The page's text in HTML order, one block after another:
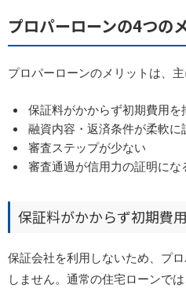
プロパーローンの4つの
プロパーローンのメリットは、主
保証料がかからず初期費用を
融資内容・返済条件が柔軟に
審査ステップが少ない
審査通過が信用力の証明にな
保証料がかからず初期費
保証会社を利用しないため、プ
しません。 通常の住宅ローンで